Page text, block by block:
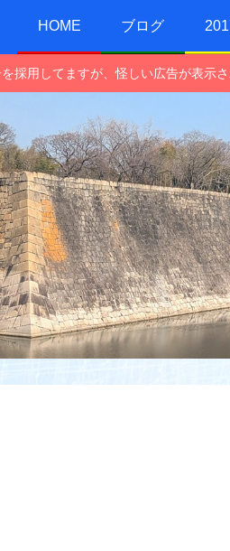
HOME ブログ
採用してますが、怪しい広告が表示